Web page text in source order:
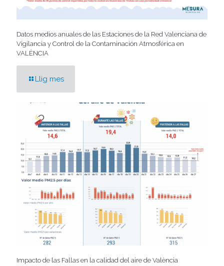
Datos medios anuales de las Estaciones de la Red Valenciana de
Vigilancia y Control de la Contaminación Atmosférica en
VALÈNCIA
Llig mes
Impacto de las Fallas en la calidad del aire de València